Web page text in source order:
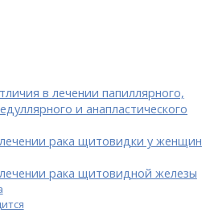
в лечении папиллярного,
и анапластического
рака щитовидки у женщин
рака щитовидной железы